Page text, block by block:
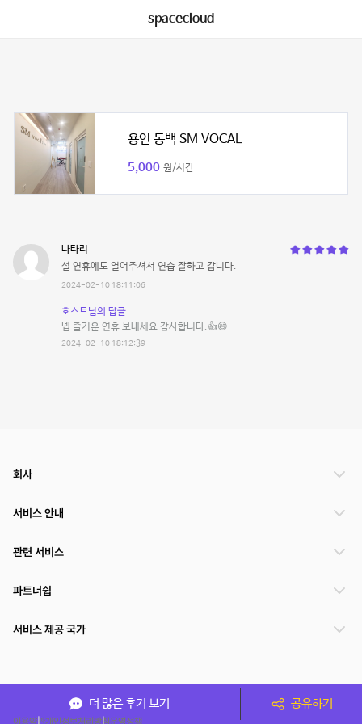
spacecloud
용인 동백 SM VOCAL
5,000 원/시간
나타리
설 연휴에도 열어주셔서 연습 잘하고 갑니다.
2024-02-10 18:11:06
호스트님의 답글
넵 즐거운 연휴 보내세요 감사합니다.👍😄
2024-02-10 18:12:39
더 많은 후기 보기 공유하기
회사
서비스 안내
관련 서비스
파트너쉽
서비스 제공 국가
이용약관개인정보처리방침운영정책